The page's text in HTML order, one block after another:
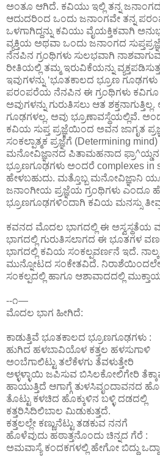
ಅಂತೂ ಆಗಿದೆ. ಕವಿಯು ಇಲ್ಲಿ ತನ್ನ
ಆದುದರಿಂದ ಒಂದು ಜನಾಂಗವೇ ತನ್ನ
ಒಳಗಾಗಿದ್ದನ್ನು ಕವಿಯು ವೈಯಕ್ತಿಕವಾಗಿ
ವ್ಯಕ್ತಿಯ ಅಥವಾ ಒಂದು ಜನಾಂಗದ
ನೆನಪಿನ ಗ್ರಂಥಿಗಳು ಸುಲಭವಾಗಿ
ರೀತಿಯಲ್ಲಿ ತಮ್ಮ ಇರುವಿಕೆಯನ್ನು
ಇವುಗಳನ್ನು ‘ಭೂತಕಾಲದ ಭ್ರೂಣ ಗೂಢಗಳು
ಪರಂಪರೆಯ ನೆನಪಿನ ಈ ಗ್ರಂಥಿಗಳು
ಅವುಗಳನ್ನು ಗುರುತಿಸಲು ಆತ
ಗೂಢಗಳಲ್ಲ. ಅವು ಭ್ರೂಣಾವಸ್ಥೆಯಲ್ಲಿವೆ.
ಕವಿಯ ಸುಪ್ತ ಪ್ರಜ್ಞೆಯಿಂದ ಅವನ ಜಾಗೃತ
ಸಂಕಲ್ಪಾತ್ಮಕ ಪ್ರಜ್ಞೆಗೆ (Determining
ಮನೋವಿಜ್ಞಾನದ ಪಿತಾಮಹನಾದ
ಭ್ರೂಣಗೂಢಗಳು ಅಂದರೆ complexes in
ಹೇಳಬಹುದು. ಮತ್ತೊಬ್ಬ ಮನೋವಿಜ್ಞಾನಿ
ಜನಾಂಗೀಯ ಪ್ರಜ್ಞೆಯ ಗ್ರಂಥಿಗಳು ಎಂದೂ
ಭ್ರೂಣಗೂಢಗಳಿಂದಾಗಿ ಕವಿಯ ಮನಸ್ಸು
ಕವನದ ಮೊದಲ ಭಾಗದಲ್ಲಿ ಈ
ಭಾಗದಲ್ಲಿ ಗುರುತಿಸಲಾಗದ ಈ ಭೂತಗಳ
ಭಾಗದಲ್ಲಿ ಕವಿಯ ಸಂಕಲ್ಪವರ್ಣನೆ ಇದೆ.
ಮುನ್ನೋಟದ ಸಂಕೇತವಿದೆ. ನಿರಾಶೆಯಿಂದಲೇ
ಸಂಕಲ್ಪದಲ್ಲಿ ಹಾಗೂ ಆಶಾವಾದದಲ್ಲಿ
--೧—
ಮೊದಲ ಭಾಗ ಹೀಗಿದೆ:
ಕಾಡುತ್ತಿವೆ ಭೂತಕಾಲದ ಭ್ರೂಣಗೂಢಗಳು :
ಹುಗಿದ ಹಳಬಾವಿಯೊಳ ಕತ್ತಲ ಹಳಸುಗಾಳಿ
ಅಂಬೆಗಾಲಿಟ್ಟು ತಲೆಕೆಳಗು ತೆವಳುತ್ತೇರಿ
ಅಳ್ಳಳ್ಳಾಯಿ ಜಪಿಸುವ ಬಿಸಿಲಕೋಲಿಗೇರಿ
ಹಾಯುತ್ತಿದೆ ಆಗಾಗ್ಗೆ ತುಳಸಿವೃಂದಾವನದ
ತೊಟ್ಟು ಕಳಚಿದ ಹೊಕ್ಕುಳಿನ ಬಳ್ಳಿ ದಡದಲ್ಲಿ
ಕತ್ತರಿಸಿದಿಲಿಬಾಲ ಮಿಡುಕುತ್ತದೆ.
ಕತ್ತಲಲ್ಲೇ ಕಣ್ಣುನೆಟ್ಟು ತಡಕುವ ನನಗೆ
ಹೊಳೆವುದು ಹಠಾತ್ತನೊಂದು ಚಿನ್ನದ ಗೆರೆ :
ಅಮವಾಸ್ಯೆ ಕಂದಕಗಳಲ್ಲಿ ಹೇಗೋ ಬಿದ್ದು